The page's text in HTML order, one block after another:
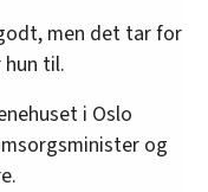
men det tar for
til.
i Oslo
og